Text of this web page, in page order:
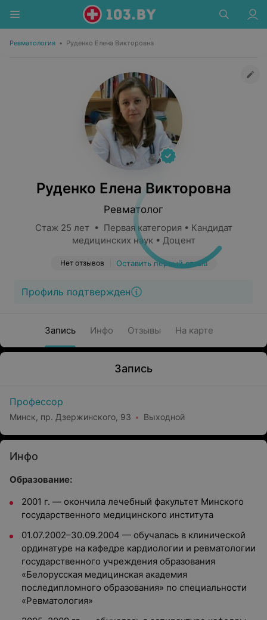
Ревматология • Руденко Елена Викторовна
Руденко Елена Викторовна
Ревматолог
Стаж 25 лет • Первая категория • Кандидат
медицинских наук • Доцент
Нет отзывов Оставить первый отзыв
Профиль подтвержден
Запись Инфо Отзывы На карте
Запись
Профессор
Минск, пр. Дзержинского, 93 Выходной
Инфо
Образование:
2001 г. — окончила лечебный факультет Минского
государственного медицинского института
01.07.2002–30.09.2004 — обучалась в клинической
ординатуре на кафедре кардиологии и ревматологии
государственного учреждения образования
«Белорусская медицинская академия
последипломного образования» по специальности
«Ревматология»